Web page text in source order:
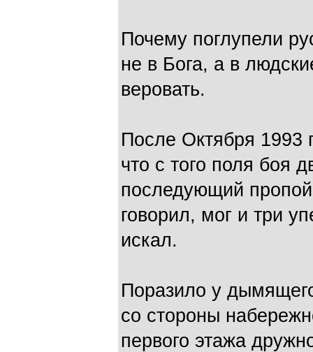
Почему поглупели
не в Бога, а в
веровать.
После Октября 1993
что с того поля боя
последующий
говорил, мог и три
искал.
Поразило у
со стороны
первого этажа